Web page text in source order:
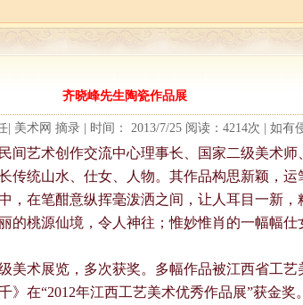
起征稿
齐晓峰先生陶瓷作品展
| 美术网 摘录 | 时间： 2013/7/25 阅读：4214次 | 如有
间艺术创作交流中心理事长、国家二级美术师
传统山水、仕女、人物。其作品构思新颖，运
，在笔酣意纵挥毫泼洒之间，让人耳目一新，
的桃源仙境，令人神往；惟妙惟肖的一幅幅仕
术展览，多次获奖。多幅作品被江西省工艺
在“2012年江西工艺美术优秀作品展”获金奖。